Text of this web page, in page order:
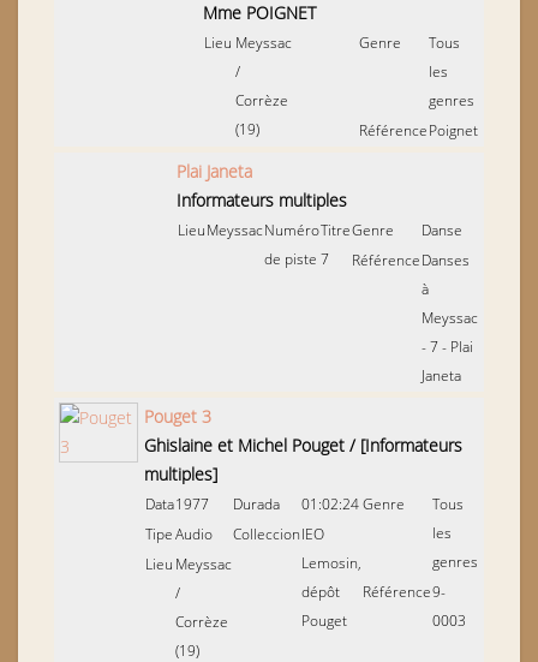
Mme POIGNET
Lieu Meyssac
/
Corrèze
(19)
Genre
Tous
les
genres
RéférencePoignet
Plai Janeta
Informateurs multiples
LieuMeyssacNuméro
de piste
Titre
7
Genre
Danse
RéférenceDanses
à
Meyssac
- 7 - Plai
Janeta
Pouget 3
Ghislaine et Michel Pouget / [Informateurs
multiples]
Data1977
TipeAudio
Lieu Meyssac
/
Corrèze
(19)
Durada
01:02:24
ColleccionIEO
Lemosin,
dépôt
Pouget
Genre
Tous
les
genres
Référence9-
0003